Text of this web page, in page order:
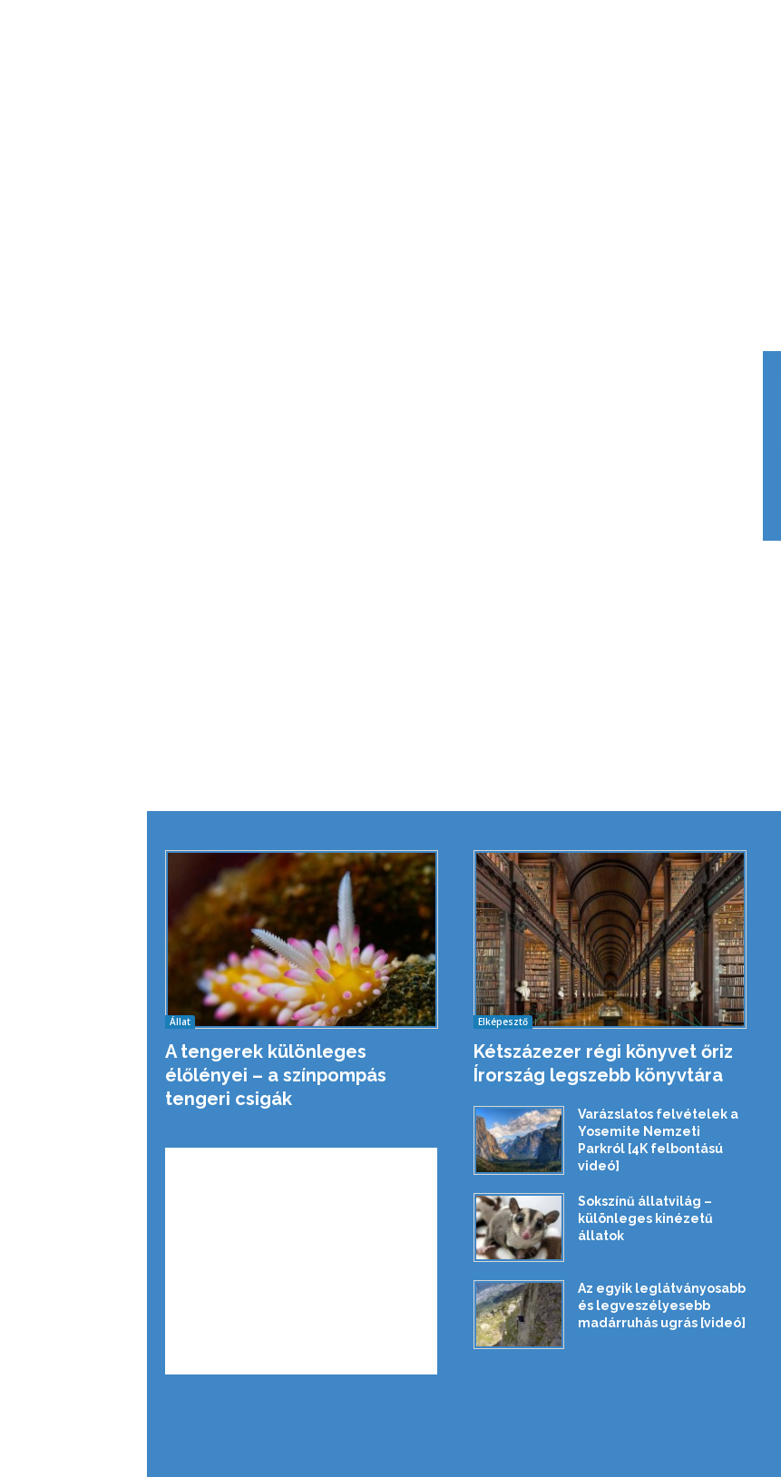
Állat
A tengerek különleges
élőlényei – a színpompás
tengeri csigák
Elképesztő
Kétszázezer régi könyvet őriz
Írország legszebb könyvtára
Varázslatos felvételek a
Yosemite Nemzeti
Parkról [4K felbontású
videó]
Sokszínű állatvilág –
különleges kinézetű
állatok
Az egyik leglátványosabb
és legveszélyesebb
madárruhás ugrás [videó]